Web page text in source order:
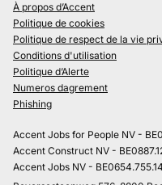
À propos d’Accent
Politique de cookies
Politique de respect de la vie
Conditions d'utilisation
Politique d’Alerte
Numeros dagrement
Phishing
Accent Jobs for People NV -
Accent Construct NV -
Accent Jobs NV -